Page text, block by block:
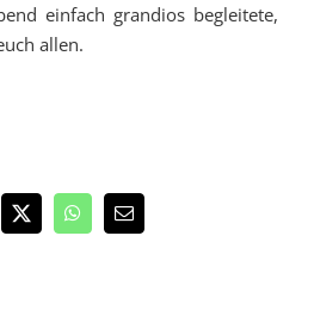
einfach grandios begleitete,
allen.
X WhatsApp
E-